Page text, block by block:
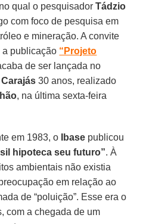
qual o pesquisadorTádzio
com foco de pesquisa em
e mineração. A convite
a publicação “Projeto
de ser lançada no
Carajás 30 anos, realizado
, na última sexta-feira
em 1983, o Ibase publicou
hipoteca seu futuro”. À
ambientais não existia
em relação ao
de “poluição”. Esse era o
com a chegada de um